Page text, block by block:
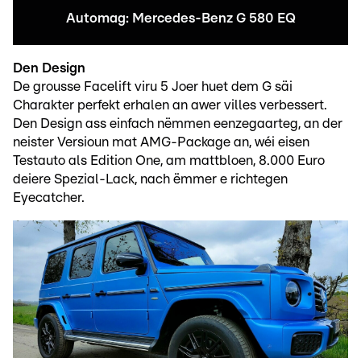
Automag: Mercedes-Benz G 580 EQ
Den Design
De grousse Facelift viru 5 Joer huet dem G säi
Charakter perfekt erhalen an awer villes verbessert.
Den Design ass einfach nëmmen eenzegaarteg, an der
neister Versioun mat AMG-Package an, wéi eisen
Testauto als Edition One, am mattbloen, 8.000 Euro
deiere Spezial-Lack, nach ëmmer e richtegen
Eyecatcher.